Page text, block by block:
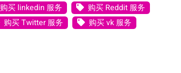
购买 linkedin 服务
购买 Reddit 服务
购买 Twitter 服务
购买 vk 服务